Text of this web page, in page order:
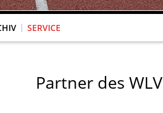
SERVICE
Partner des WLV